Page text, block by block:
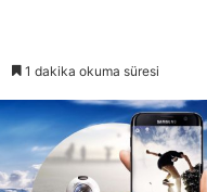
1 dakika okuma süresi